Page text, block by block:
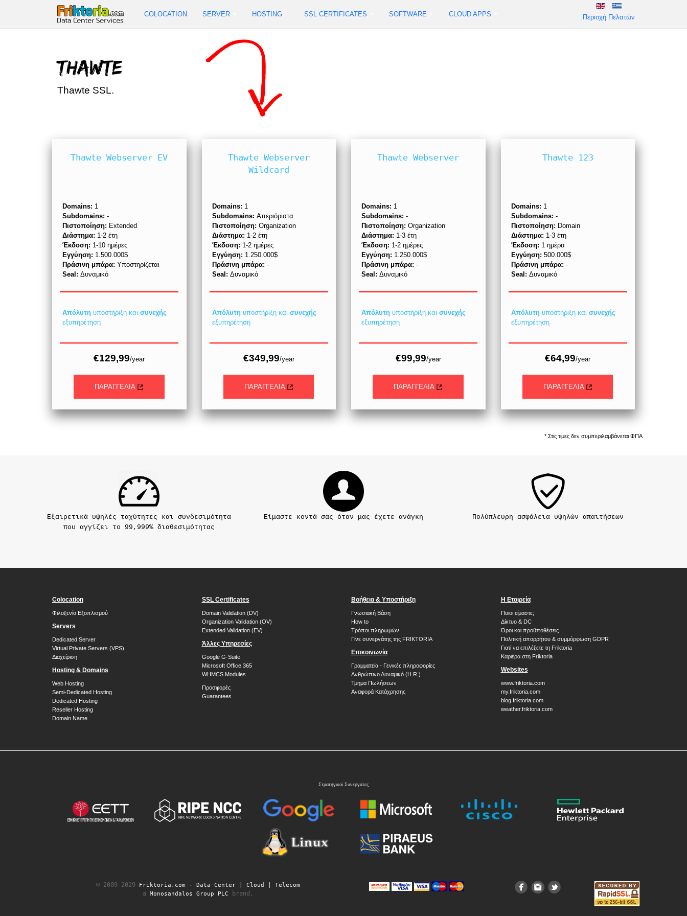
Περιοχή Πελατών
COLOCATION SERVER HOSTING SSL CERTIFICATES SOFTWARE CLOUD APPS
Thawte
Thawte SSL.
Thawte Webserver EV
Domains: 1
Subdomains: -
Πιστοποίηση: Extended
Διάστημα: 1-2 έτη
Έκδοση: 1-10 ημέρες
Εγγύηση: 1.500.000$
Πράσινη μπάρα: Υποστηρίζεται
Seal: Δυναμικό
Απόλυτη υποστήριξη και συνεχής
εξυπηρέτηση
€129,99/year
ΠΑΡΑΓΓΕΛΙΑ
Thawte Webserver
Wildcard
Domains: 1
Subdomains: Απεριόριστα
Πιστοποίηση: Organization
Διάστημα: 1-2 έτη
Έκδοση: 1-2 ημέρες
Εγγύηση: 1.250.000$
Πράσινη μπάρα: -
Seal: Δυναμικό
Απόλυτηυποστήριξη και συνεχής
εξυπηρέτηση
€349,99/year
ΠΑΡΑΓΓΕΛΙΑ
Thawte Webserver
Domains: 1
Subdomains: -
Πιστοποίηση: Organization
Διάστημα: 1-3 έτη
Έκδοση: 1-2 ημέρες
Εγγύηση: 1.250.000$
Πράσινη μπάρα: -
Seal: Δυναμικό
Απόλυτη υποστήριξη και συνεχής
εξυπηρέτηση
€99,99/year
ΠΑΡΑΓΓΕΛΙΑ
Thawte 123
Domains: 1
Subdomains: -
Πιστοποίηση: Domain
Διάστημα: 1-3 έτη
Έκδοση: 1 ημέρα
Εγγύηση: 500.000$
Πράσινη μπάρα: -
Seal: Δυναμικό
Απόλυτηυποστήριξη και συνεχής
εξυπηρέτηση
€64,99/year
ΠΑΡΑΓΓΕΛΙΑ
* Στις τίμες δεν συμπεριλαμβάνεται ΦΠΑ
Εξαιρετικά υψηλές ταχύτητες και συνδεσιμότητα
που αγγίζει το 99,999% διαθεσιμότητας
Είμαστε κοντά σας όταν μας έχετε ανάγκη Πολύπλευρη ασφάλεια υψηλών απαιτήσεων
Colocation
Φιλοξενία Εξοπλισμού
Servers
Dedicated Server
Virtual Private Servers (VPS)
Διαχείριση
Hosting & Domains
Web Hosting
Semi-Dedicated Hosting
Dedicated Hosting
Reseller Hosting
Domain Name
SSL Certificates
Domain Validation (DV)
Organization Validation (OV)
Extended Validation (EV)
Άλλες Υπηρεσίες
Google G-Suite
Microsoft Office 365
WHMCS Modules
Προσφορές
Guarantees
Βοήθεια & Υποστήριξη
Γνωσιακή Βάση
How to
Τρόποι πληρωμών
Γίνε συνεργάτης της FRIKTORIA
Επικοινωνία
Γραμματεία - Γενικές πληροφορίες
Ανθρώπινο Δυναμικό (H.R.)
Τμημα Πωλήσεων
Αναφορά Κατάχρησης
H Εταιρεία
Ποιοι είμαστε;
Δίκτυο & DC
Όροι και προϋποθέσεις
Πολιτική απορρήτου & συμμόρφωση GDPR
Γιατί να επιλέξετε τη Friktoria
Καριέρα στη Friktoria
Websites
www.friktoria.com
my.friktoria.com
blog.friktoria.com
weather.friktoria.com
Στρατηγικοί Συνεργάτες
© 2009-2029 Friktoria.com ‐ Data Center | Cloud | Telecom
a Monosandalos Group PLC brand.